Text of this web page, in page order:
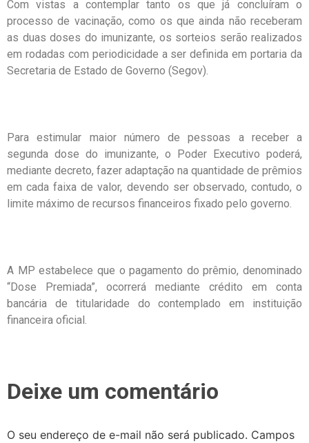
Com vistas a contemplar tanto os que já concluíram o
processo de vacinação, como os que ainda não receberam
as duas doses do imunizante, os sorteios serão realizados
em rodadas com periodicidade a ser definida em portaria da
Secretaria de Estado de Governo (Segov).
Para estimular maior número de pessoas a receber a
segunda dose do imunizante, o Poder Executivo poderá,
mediante decreto, fazer adaptação na quantidade de prêmios
em cada faixa de valor, devendo ser observado, contudo, o
limite máximo de recursos financeiros fixado pelo governo.
A MP estabelece que o pagamento do prêmio, denominado
“Dose Premiada”, ocorrerá mediante crédito em conta
bancária de titularidade do contemplado em instituição
financeira oficial.
Deixe um comentário
O seu endereço de e-mail não será publicado. Campos